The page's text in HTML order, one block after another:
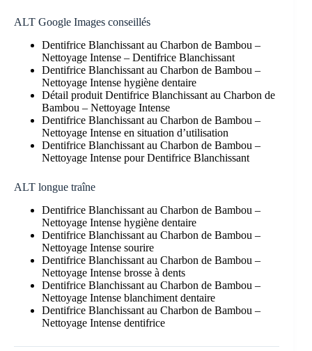
ALT Google Images conseillés
Dentifrice Blanchissant au Charbon de Bambou –
Nettoyage Intense – Dentifrice Blanchissant
Dentifrice Blanchissant au Charbon de Bambou –
Nettoyage Intense hygiène dentaire
Détail produit Dentifrice Blanchissant au Charbon de
Bambou – Nettoyage Intense
Dentifrice Blanchissant au Charbon de Bambou –
Nettoyage Intense en situation d’utilisation
Dentifrice Blanchissant au Charbon de Bambou –
Nettoyage Intense pour Dentifrice Blanchissant
ALT longue traîne
Dentifrice Blanchissant au Charbon de Bambou –
Nettoyage Intense hygiène dentaire
Dentifrice Blanchissant au Charbon de Bambou –
Nettoyage Intense sourire
Dentifrice Blanchissant au Charbon de Bambou –
Nettoyage Intense brosse à dents
Dentifrice Blanchissant au Charbon de Bambou –
Nettoyage Intense blanchiment dentaire
Dentifrice Blanchissant au Charbon de Bambou –
Nettoyage Intense dentifrice